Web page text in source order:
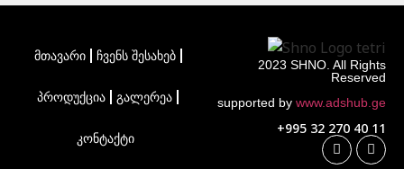
მთავარი ჩვენს შესახებ
პროდუქცია გალერეა
კონტაქტი
2023 SHNO. All Rights
Reserved
supported by www.adshub.ge
+995 32 270 40 11